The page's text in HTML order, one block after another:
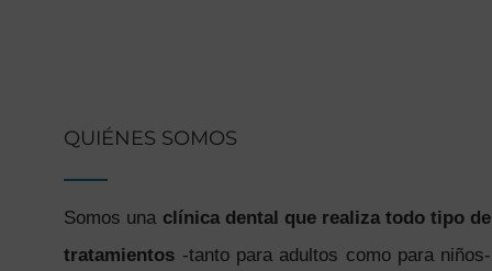
QUIÉNES SOMOS
Somos una clínica dental que realiza todo tipo de
tratamientos -tanto para adultos como para niños-